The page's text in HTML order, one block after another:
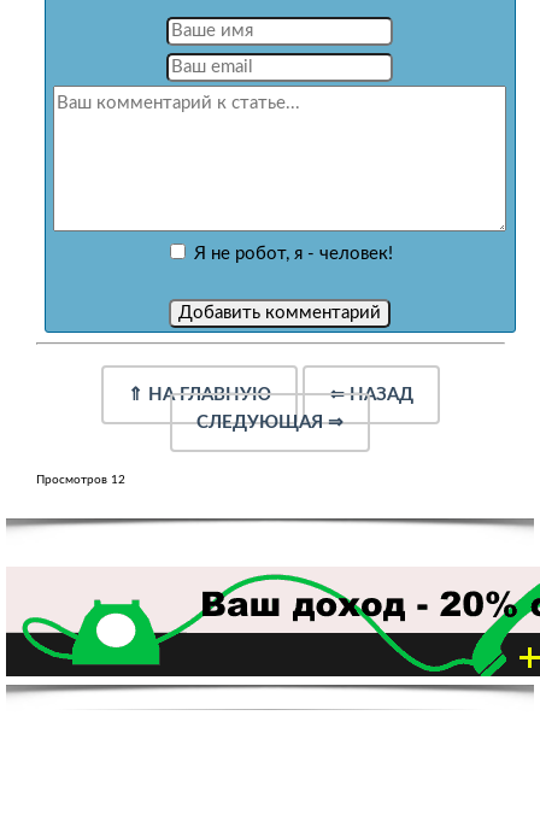
Я не робот, я - человек!
⇑ НА ГЛАВНУЮ ⇐НАЗАД
СЛЕДУЮЩАЯ⇒
Просмотров 12